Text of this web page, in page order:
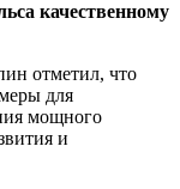
качественному
отметил, что
для
мощного
и